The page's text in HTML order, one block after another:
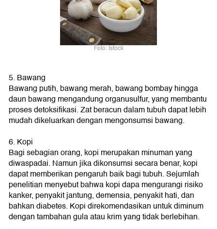
Foto: Istock
5. Bawang
Bawang putih, bawang merah, bawang bombay hingga
daun bawang mengandung organusulfur, yang membantu
proses detoksifikasi. Zat beracun dalam tubuh dapat lebih
mudah dikeluarkan dengan mengonsumsi bawang.
6. Kopi
Bagi sebagian orang, kopi merupakan minuman yang
diwaspadai. Namun jika dikonsumsi secara benar, kopi
dapat memberikan pengaruh baik bagi tubuh. Sejumlah
penelitian menyebut bahwa kopi dapa mengurangi risiko
kanker, penyakit jantung, demensia, penyakit hati, dan
bahkan diabetes. Kopi direkomendasikan untuk diminum
dengan tambahan gula atau krim yang tidak berlebihan.